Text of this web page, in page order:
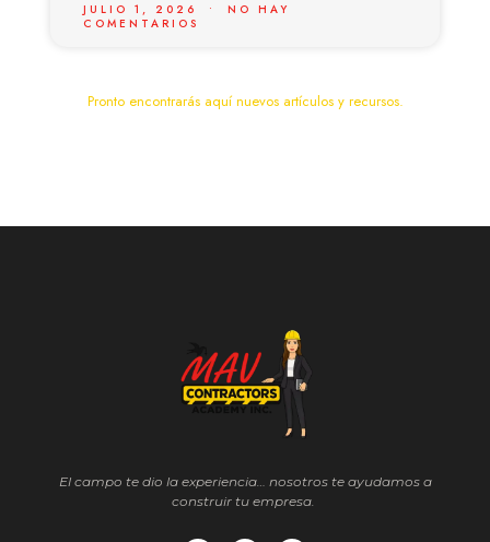
JULIO 1, 2026
NO HAY
COMENTARIOS
Pronto encontrarás aquí nuevos artículos y recursos.
El campo te dio la experiencia… nosotros te ayudamos a
construir tu empresa.